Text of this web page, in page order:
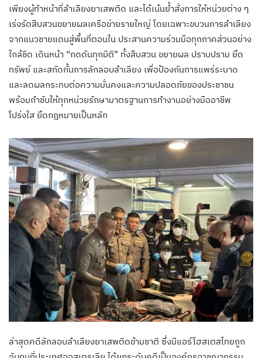
เพียงผู้ทำหน้าที่ลำเลียงยาเสพติด และได้เน้นย้ำสั่งการให้หน่วยต่าง ๆ
เร่งรัดสืบสวนขยายผลเครือข่ายรายใหญ่ โดยเฉพาะขบวนการลำเลียง
จากแนวชายแดนสู่พื้นที่ตอนใน ประสานความร่วมมือทุกภาคส่วนอย่าง
ใกล้ชิด เดินหน้า “กดดันทุกมิติ” ทั้งสืบสวน ขยายผล ปราบปราม ยึด
ทรัพย์ และสกัดกั้นการลักลอบลำเลียง เพื่อป้องกันการแพร่ระบาด
และลดผลกระทบต่อความมั่นคงและความปลอดภัยของประชาชน
พร้อมกำชับให้ทุกหน่วยรักษามาตรฐานการทำงานอย่างมืออาชีพ
โปร่งใส ยึดกฎหมายเป็นหลัก
ล่าสุดคดีลักลอบลำเลียงยาเสพติดข้ามชาติ ซึ่งมีแอร์โฮสเตสไทยถูก